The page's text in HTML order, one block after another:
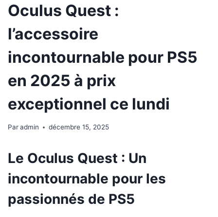
Oculus Quest :
l’accessoire
incontournable pour PS5
en 2025 à prix
exceptionnel ce lundi
Paradmin décembre 15, 2025
Le Oculus Quest : Un
incontournable pour les
passionnés de PS5